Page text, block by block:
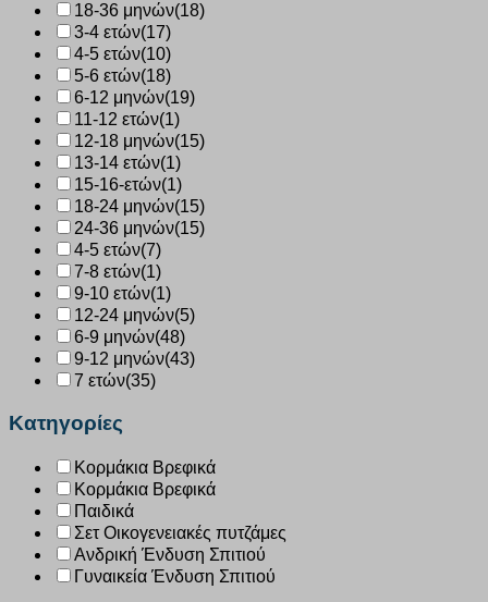
18-36 μηνών(18)
3-4 ετών(17)
4-5 ετών(10)
5-6 ετών(18)
6-12 μηνών(19)
11-12 ετών(1)
12-18 μηνών(15)
13-14 ετών(1)
15-16-ετών(1)
18-24 μηνών(15)
24-36 μηνών(15)
4-5 ετών(7)
7-8 ετών(1)
9-10 ετών(1)
12-24 μηνών(5)
6-9 μηνών(48)
9-12 μηνών(43)
7 ετών(35)
Κατηγορίες
Κορμάκια Βρεφικά
Κορμάκια Βρεφικά
Παιδικά
Σετ Οικογενειακές πυτζάμες
Ανδρική Ένδυση Σπιτιού
Γυναικεία Ένδυση Σπιτιού